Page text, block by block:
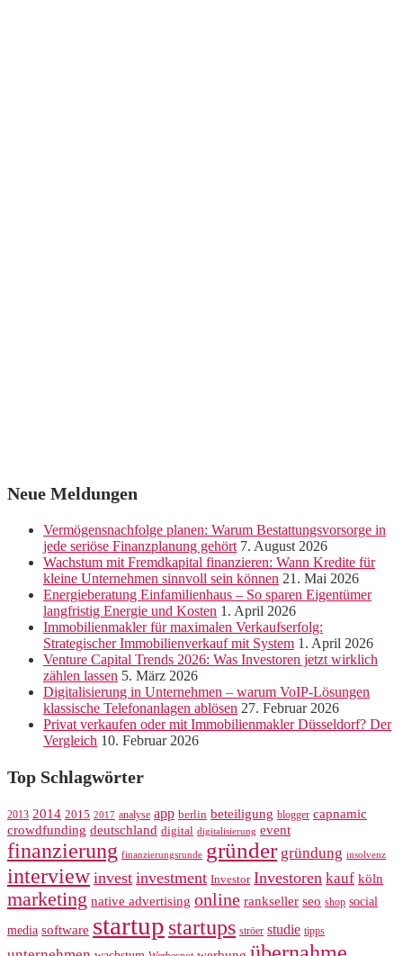
Neue Meldungen
Vermögensnachfolge planen: Warum Bestattungsvorsorge in
jede seriöse Finanzplanung gehört 7. August 2026
Wachstum mit Fremdkapital finanzieren: Wann Kredite für
kleine Unternehmen sinnvoll sein können 21. Mai 2026
Energieberatung Einfamilienhaus – So sparen Eigentümer
langfristig Energie und Kosten 1. April 2026
Immobilienmakler für maximalen Verkaufserfolg:
Strategischer Immobilienverkauf mit System 1. April 2026
Venture Capital Trends 2026: Was Investoren jetzt wirklich
zählen lassen 5. März 2026
Digitalisierung in Unternehmen – warum VoIP-Lösungen
klassische Telefonanlagen ablösen 27. Februar 2026
Privat verkaufen oder mit Immobilienmakler Düsseldorf? Der
Vergleich 10. Februar 2026
Top Schlagwörter
2013 2014 2015 2017 analyse app berlin beteiligung blogger capnamic
crowdfunding deutschland digital digitalisierung event
finanzierung finanzierungsrunde gründer gründung insolvenz
interview invest investment Investor Investoren kauf köln
marketing native advertising online rankseller seo shop social
media software startup startups ströer studie tipps